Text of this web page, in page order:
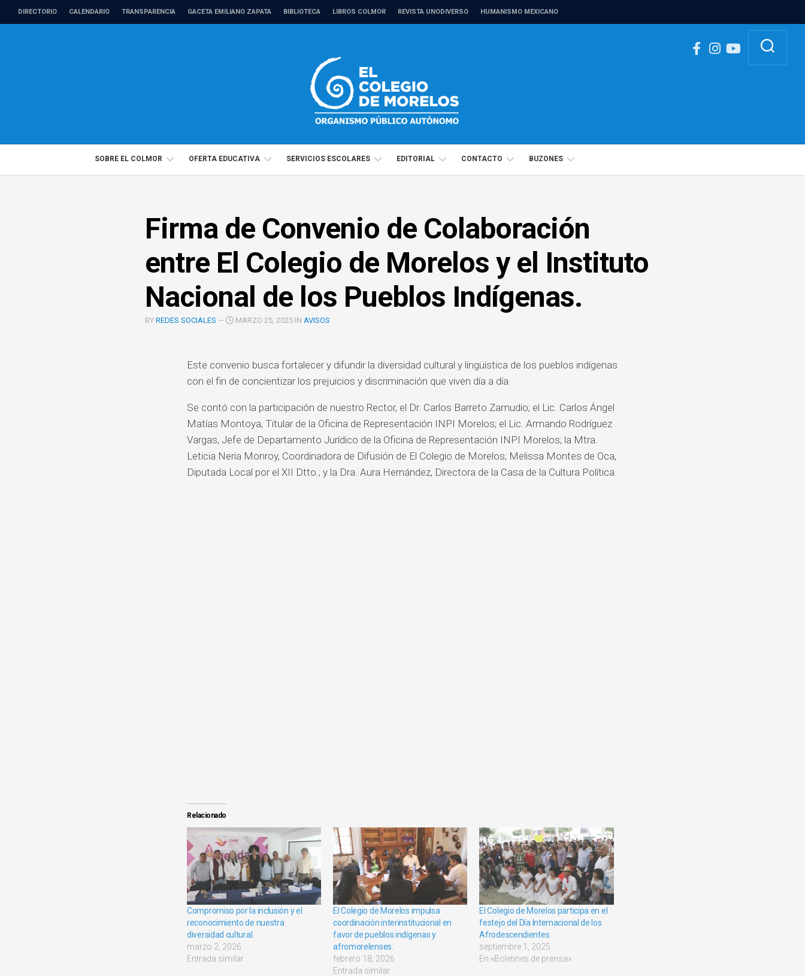
DIRECTORIO CALENDARIO TRANSPARENCIA GACETA EMILIANO ZAPATA BIBLIOTECA LIBROS COLMOR REVISTA UNODIVERSO HUMANISMO MEXICANO
SOBRE EL COLMOR
PROFESORADO
INTERINSTITUCIONAL
UNIDAD
GÉNERO
DE
Y
CONTROL
OFERTA EDUCATIVA
CIENCIAS
POLÍTICAS
SOCIALES
EDUCACIÓN
FILOSOFÍA
HISTORIA
ARTE
LITERATURA
DOCTORADOS ANTROPOLOGÍA
POLÍTICAS
SOCIALES
FILOSOFÍA
HISTORIA
HISTORIA
DEL
ARTE
LITERATURA
COMPRENSIÓN
DE
TEXTOS
EDUCACIÓN
CONTINUA
SERVICIOS ESCOLARES
2026
REQUISITOS
PARA
TITULACIÓN
GUÍA
PARA
EN
ELECTRÓNICA
EDITORIAL
REVISTAS
CONTACTO
TRÁMITES
BUZONES
GÉNERO
BUZÓN
Y
DENUNCIAS
Firma de Convenio de Colaboración
entre El Colegio de Morelos y el Instituto
Nacional de los Pueblos Indígenas.
BY REDES SOCIALES — MARZO 25, 2025 IN AVISOS
Este convenio busca fortalecer y difundir la diversidad cultural y lingüística de los pueblos indígenas
con el fin de concientizar los prejuicios y discriminación que viven día a día.
Se contó con la participación de nuestro Rector, el Dr. Carlos Barreto Zamudio; el Lic. Carlos Ángel
Matías Montoya, Titular de la Oficina de Representación INPI Morelos; el Lic. Armando Rodríguez
Vargas, Jefe de Departamento Jurídico de la Oficina de Representación INPI Morelos; la Mtra.
Leticia Neria Monroy, Coordinadora de Difusión de El Colegio de Morelos; Melissa Montes de Oca,
Diputada Local por el XII Dtto.; y la Dra. Aura Hernández, Directora de la Casa de la Cultura Política.
Relacionado
Compromiso por la inclusión y el
reconocimiento de nuestra
diversidad cultural.
marzo 2, 2026
Entrada similar
El Colegio de Morelos impulsa
coordinación interinstitucional en
favor de pueblos indígenas y
afromorelenses.
febrero 18, 2026
Entrada similar
El Colegio de Morelos participa en el
festejo del Día Internacional de los
Afrodescendientes
septiembre 1, 2025
En «Boletines de prensa»